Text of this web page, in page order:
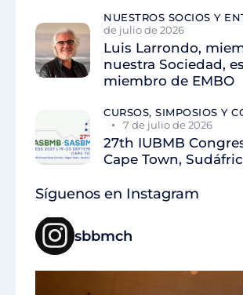
NUESTROS SOCIOS Y
de julio de 2026
Luis Larrondo,
nuestra Sociedad,
miembro de EMBO
CURSOS, SIMPOSIOS Y
7 de julio de 2026
27th IUBMB
Cape Town,
Síguenos en Instagram
sbbmch